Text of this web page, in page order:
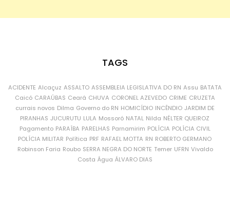
TAGS
ACIDENTE Alcaçuz ASSALTO ASSEMBLEIA LEGISLATIVA DO RN Assu BATATA
Caicó CARAÚBAS Ceará CHUVA CORONEL AZEVEDO CRIME CRUZETA
currais novos Dilma Governo do RN HOMICÍDIO INCÊNDIO JARDIM DE
PIRANHAS JUCURUTU LULA Mossoró NATAL Nilda NÉLTER QUEIROZ
Pagamento PARAÍBA PARELHAS Parnamirim POLÍCIA POLÍCIA CIVIL
POLÍCIA MILITAR Política PRF RAFAEL MOTTA RN ROBERTO GERMANO
Robinson Faria Roubo SERRA NEGRA DO NORTE Temer UFRN Vivaldo
Costa Água ÁLVARO DIAS